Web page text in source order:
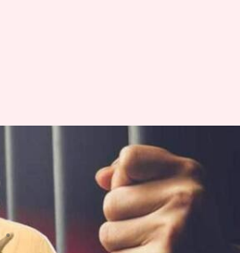
సిసోడియా
ఈనెల18 వరకు
03:45 pm